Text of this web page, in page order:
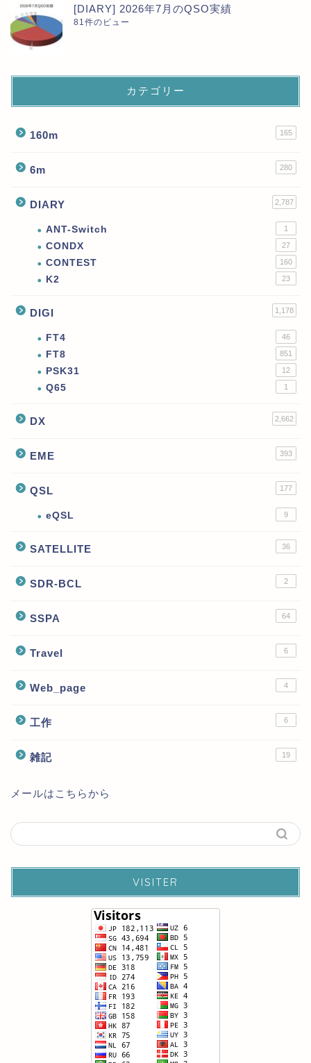
[DIARY] 2026年7月のQSO実績
81件のビュー
カテゴリー
160m 165
6m 280
DIARY 2,787
ANT-Switch 1
CONDX 27
CONTEST 160
K2 23
DIGI 1,178
FT4 46
FT8 851
PSK31 12
Q65 1
DX 2,662
EME 393
QSL 177
eQSL 9
SATELLITE 36
SDR-BCL 2
SSPA 64
Travel 6
Web_page 4
工作 6
雑記 19
メールはこちらから
VISITER